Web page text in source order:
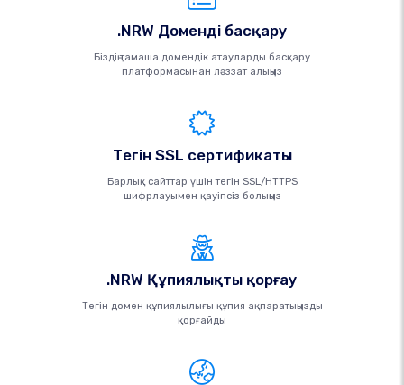
.NRW Доменді басқару
Біздің тамаша домендік атауларды басқару
платформасынан ләззат алыңыз
Тегін SSL сертификаты
Барлық сайттар үшін тегін SSL/HTTPS
шифрлауымен қауіпсіз болыңыз
.NRW Құпиялықты қорғау
Тегін домен құпиялылығы құпия ақпаратыңызды
қорғайды